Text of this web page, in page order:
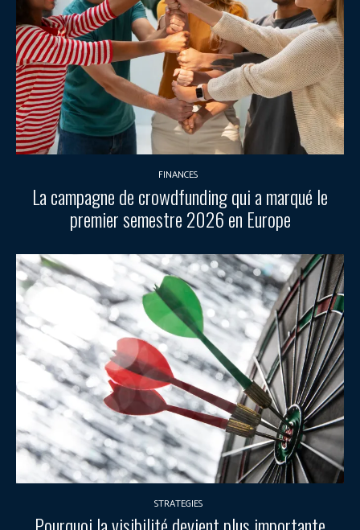
FINANCES
La campagne de crowdfunding qui a marqué le
premier semestre 2026 en Europe
STRATEGIES